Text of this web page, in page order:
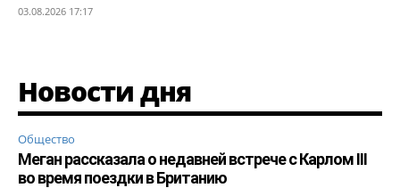
03.08.2026 17:17
Новости дня
Общество
Меган рассказала о недавней встрече с Карлом III
во время поездки в Британию